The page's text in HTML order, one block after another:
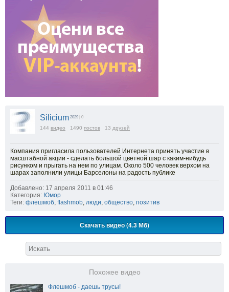
Silicium 2029 | 0
144 видео 1490 постов 13 друзей
Компания пригласила пользователей Интернета принять участие в
масштабной акции - сделать большой цветной шар с каким-нибудь
рисунком и прыгать на нем по улицам. Около 500 человек верхом на
шарах заполнили улицы Барселоны на радость публике
Добавлено: 17 апреля 2011 в 01:46
Категория: Юмор
Теги: флешмоб, flashmob, люди, общество, позитив
Скачать видео (4.3 Мб)
Похожее видео
Флешмоб - даешь трусы!